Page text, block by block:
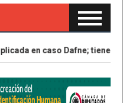
en caso Dafne; tiene 18